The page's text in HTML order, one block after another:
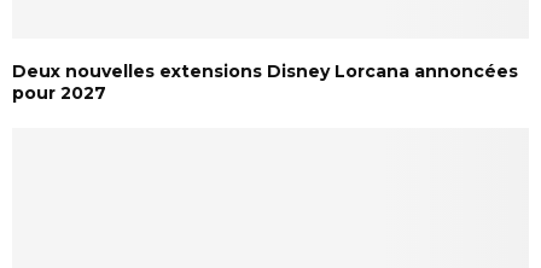
Deux nouvelles extensions Disney Lorcana annoncées
pour 2027